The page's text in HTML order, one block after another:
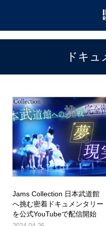
ドキュ
Jams Collection 日本武道館
へ挑む密着ドキュメンタリー
を公式YouTubeで配信開始